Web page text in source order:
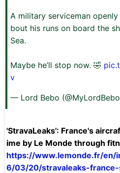
A military serviceman
bout his runs on board the
Sea.
Maybe he’ll stop now. 🤣
v
— Lord Bebo
'StravaLeaks': France's
ime by Le Monde through
https://www.lemonde.fr/en/
6/03/20/stravaleaks-